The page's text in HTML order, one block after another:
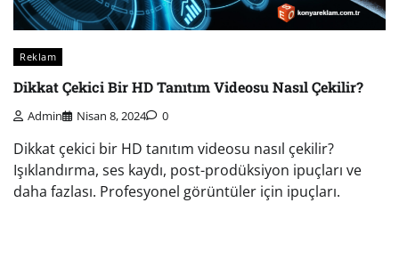
Reklam
Dikkat Çekici Bir HD Tanıtım Videosu Nasıl Çekilir?
Admin Nisan 8, 2024 0
Dikkat çekici bir HD tanıtım videosu nasıl çekilir?
Işıklandırma, ses kaydı, post-prodüksiyon ipuçları ve
daha fazlası. Profesyonel görüntüler için ipuçları.